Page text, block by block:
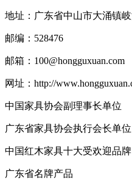
地址：广东省中山市大涌镇
邮编：528476
邮箱：100@hongguxuan.com
网址：http://
中国家具协会副理事长单位
广东省家具协会执行会长单位
中国红木家具十大受欢迎品牌
广东省名牌产品